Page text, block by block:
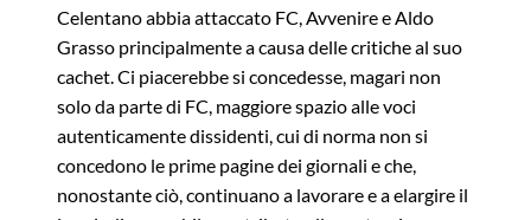
Celentano abbia attaccato FC, Avvenire e Aldo
Grasso principalmente a causa delle critiche al suo
cachet. Ci piacerebbe si concedesse, magari non
solo da parte di FC, maggiore spazio alle voci
autenticamente dissidenti, cui di norma non si
concedono le prime pagine dei giornali e che,
nonostante ciò, continuano a lavorare e a elargire il